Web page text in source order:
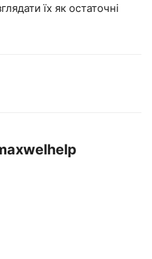
їх як остаточні